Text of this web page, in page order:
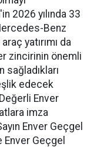
2026 yılında 33
Benz
yatırımı da
zincirinin önemli
sağladıkları
edecek
Enver
imza
Enver Geçgel
Geçgel